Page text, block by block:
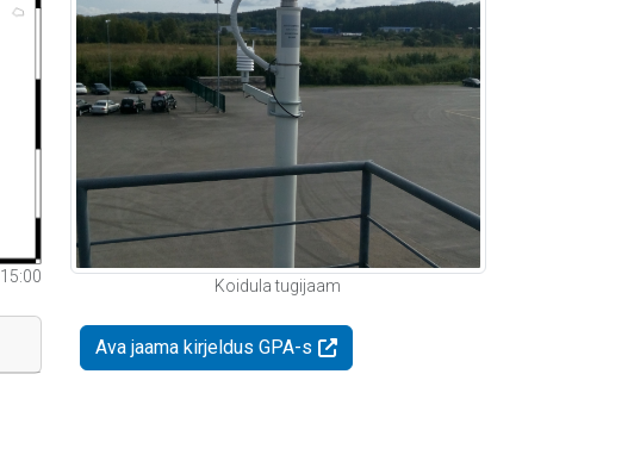
Koidula tugijaam
Ava jaama kirjeldus GPA-s